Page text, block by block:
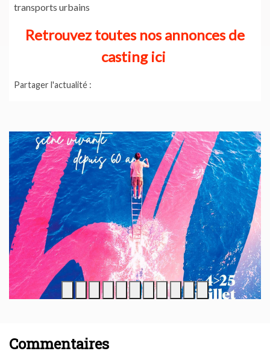
transports urbains
Retrouvez toutes nos annonces de
casting ici
Partager l'actualité :
Commentaires